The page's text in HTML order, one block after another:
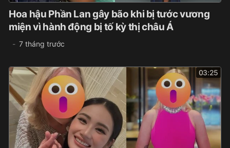
Hoa hậu Phần Lan gây bão khi bị tước vương
miện vì hành động bị tố kỳ thị châu Á
7 tháng trước
03:25